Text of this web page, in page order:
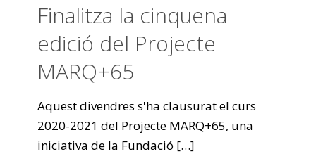
Finalitza la cinquena
edició del Projecte
MARQ+65
Aquest divendres s'ha clausurat el curs
2020-2021 del Projecte MARQ+65, una
iniciativa de la Fundació […]